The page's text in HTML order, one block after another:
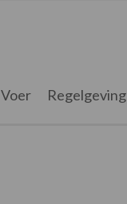
Voer Regelgeving